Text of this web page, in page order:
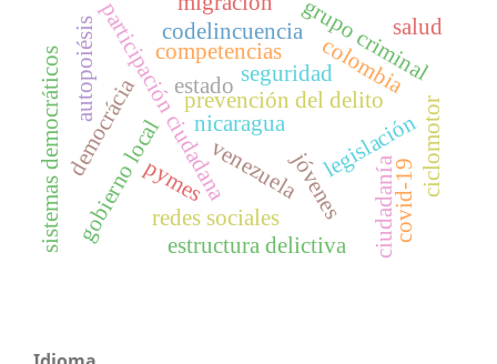
participación ciudadanaprevención del delito
seguridad
jóvenes
redes sociales
democrácia nicaragua legislación
ciudadanía
gobierno local
sistemas democráticos competencias
pymes
codelincuenciagrupo criminal
autopoiésis
estructura delictiva
colombia
venezuela ciclomotor
estado
salud
covid-19